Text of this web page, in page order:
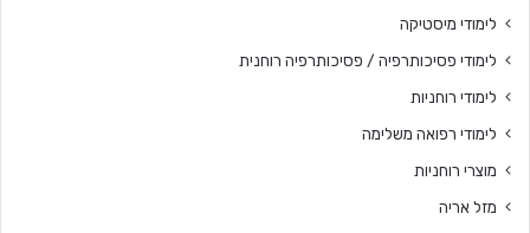
לימודי מיסטיקה
לימודי פסיכותרפיה / פסיכותרפיה רוחנית
לימודי רוחניות
לימודי רפואה משלימה
מוצרי רוחניות
מזל אריה